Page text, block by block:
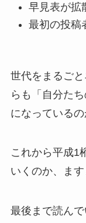
早見表が拡
最初の投稿
世代をまるご
らも「自分た
になっているの
これから平成1
いくのか、ます
最後まで読ん